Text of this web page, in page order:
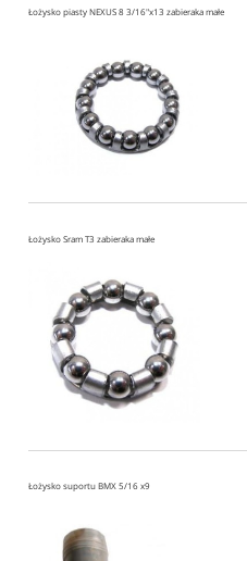
Łożysko piasty NEXUS 8 3/16"x13 zabieraka małe
Łożysko Sram T3 zabieraka małe
Łożysko suportu BMX 5/16 x9